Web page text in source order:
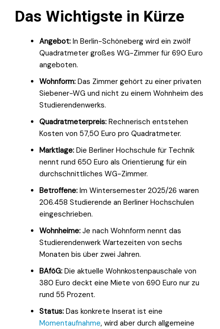
Das Wichtigste in Kürze
Angebot: In Berlin-Schöneberg wird ein zwölf
Quadratmeter großes WG-Zimmer für 690 Euro
angeboten.
Wohnform: Das Zimmer gehört zu einer privaten
Siebener-WG und nicht zu einem Wohnheim des
Studierendenwerks.
Quadratmeterpreis: Rechnerisch entstehen
Kosten von 57,50 Euro pro Quadratmeter.
Marktlage: Die Berliner Hochschule für Technik
nennt rund 650 Euro als Orientierung für ein
durchschnittliches WG-Zimmer.
Betroffene: Im Wintersemester 2025/26 waren
206.458 Studierende an Berliner Hochschulen
eingeschrieben.
Wohnheime: Je nach Wohnform nennt das
Studierendenwerk Wartezeiten von sechs
Monaten bis über zwei Jahren.
BAföG: Die aktuelle Wohnkostenpauschale von
380 Euro deckt eine Miete von 690 Euro nur zu
rund 55 Prozent.
Status: Das konkrete Inserat ist eine
Momentaufnahme, wird aber durch allgemeine